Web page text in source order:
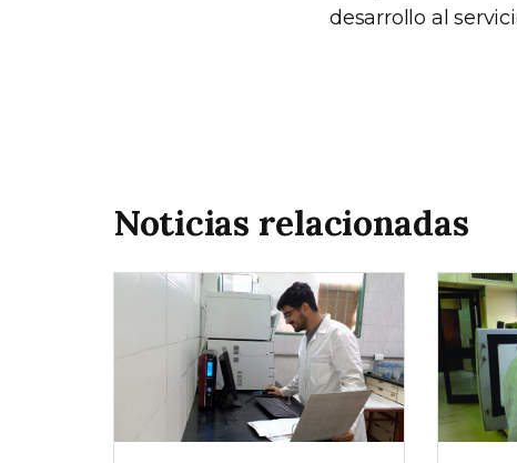
desarrollo al
Noticias relacionadas